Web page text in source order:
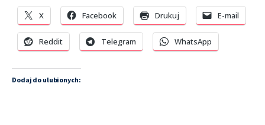
X Facebook Drukuj E-mail
Reddit Telegram WhatsApp
Dodaj do ulubionych: